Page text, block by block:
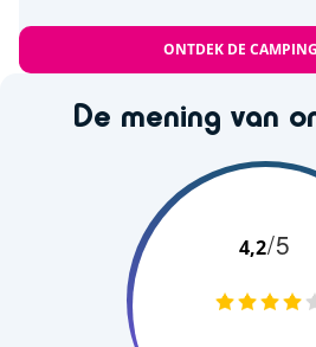
ONTDEK DE CAMPING
De mening van
4,2/5